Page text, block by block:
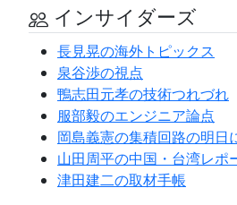
インサイダーズ
長見晃の海外トピックス
泉谷渉の視点
鴨志田元孝の技術つれづれ
服部毅のエンジニア論点
岡島義憲の集積回路の明日
山田周平の中国・台湾レポ
津田建二の取材手帳